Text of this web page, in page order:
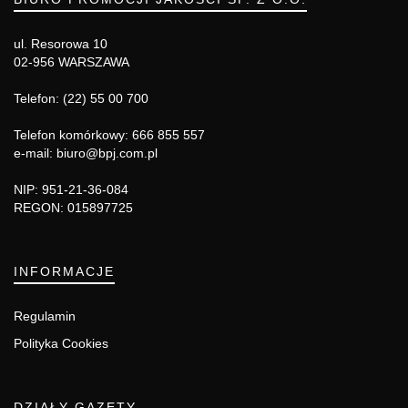
ul. Resorowa 10
02-956 WARSZAWA
Telefon: (22) 55 00 700
Telefon komórkowy: 666 855 557
e-mail: biuro@bpj.com.pl
NIP: 951-21-36-084
REGON: 015897725
INFORMACJE
Regulamin
Polityka Cookies